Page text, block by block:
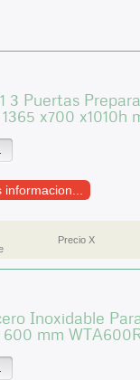
3 Puertas
x700 x1010h
Precio X
Inoxidable
600 mm